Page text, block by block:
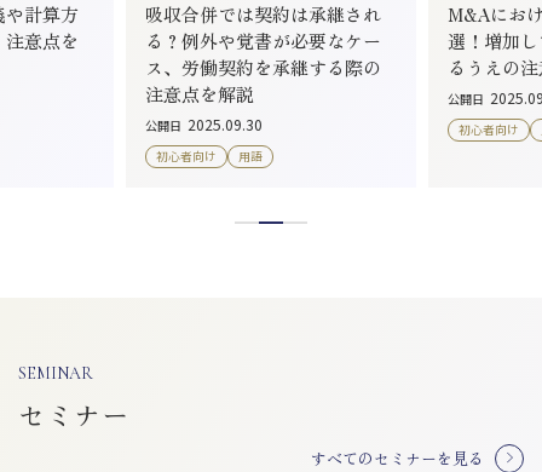
計算方
意点を
吸収合併では契約は承継され
る？例外や覚書が必要なケー
ス、労働契約を承継する際の
注意点を解説
公開日 2025.09.30
初心者向け 用語
M&Aにお
選！増加
るうえの
公開日
初心者向け
SEMINAR
セミナー
すべてのセミナーを見る